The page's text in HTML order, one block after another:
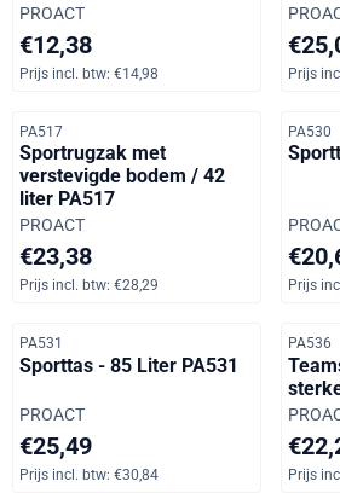
Merk:
PROACT
Prijs: 12,38, inclusief btw: 14,98
€12,38
Prijs incl. btw: €14,98
Merk:
Prijs:
Prijs
Artikelnummer
PA517
Sportrugzak met
verstevigde bodem / 42
liter PA517
Merk:
PROACT
Prijs: 23,38, inclusief btw: 28,29
€23,38
Prijs incl. btw: €28,29
PA530
Merk:
Prijs:
Prijs
Artikelnummer
PA531
Sporttas - 85 Liter PA531
Merk:
PROACT
Prijs: 25,49, inclusief btw: 30,84
€25,49
Prijs incl. btw: €30,84
PA536
Merk:
Prijs:
Prijs